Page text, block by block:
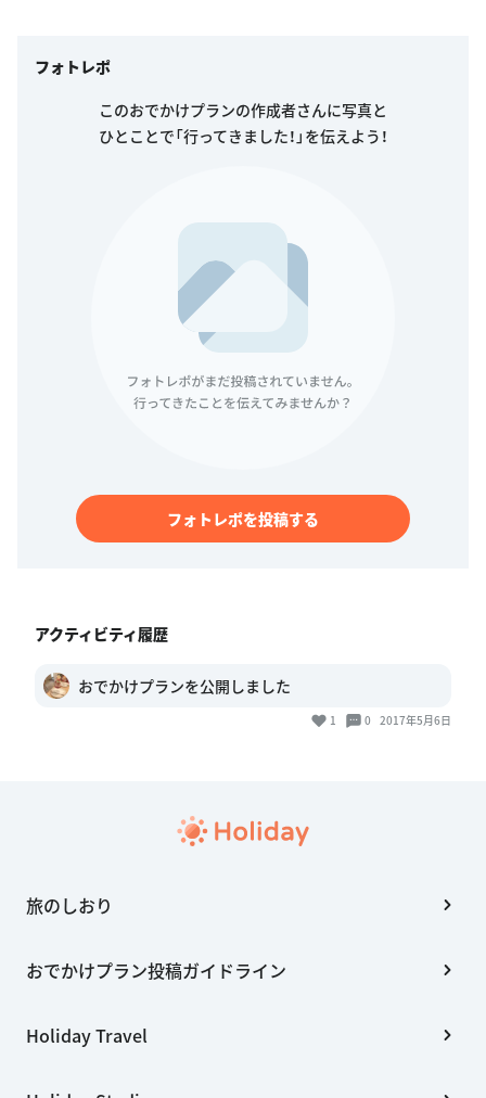
フォトレポ
このおでかけプランの作成者さんに写真と
ひとことで「行ってきました！」を伝えよう！
フォトレポを投稿する
アクティビティ履歴
おでかけプランを公開しました
1 0 2017年5月6日
旅のしおり
おでかけプラン投稿ガイドライン
Holiday Travel